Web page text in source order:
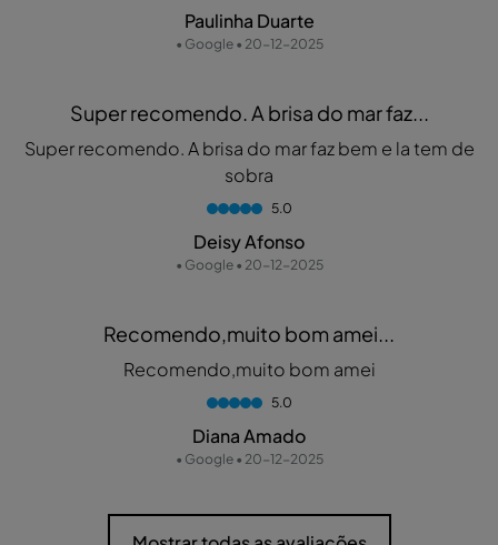
Paulinha Duarte
• Google • 20-12-2025
Super recomendo. A brisa do mar faz...
Super recomendo. A brisa do mar faz bem e la tem de
sobra
5.0
Deisy Afonso
• Google • 20-12-2025
Recomendo,muito bom amei...
Recomendo,muito bom amei
5.0
Diana Amado
• Google • 20-12-2025